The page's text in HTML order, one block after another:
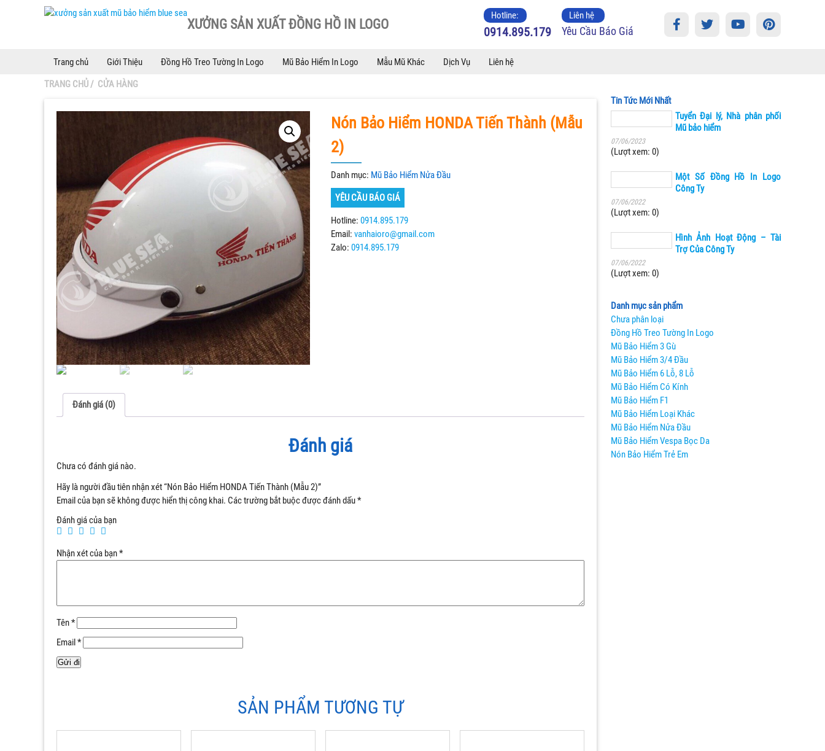
XƯỞNG SẢN XUẤT ĐỒNG HỒ IN LOGO
Hotline:
0914.895.179
Liên hệ
Yêu Cầu Báo Giá
Trang chủ Giới Thiệu Đồng Hồ Treo Tường In Logo Mũ Bảo Hiểm In Logo Mẫu Mũ Khác Dịch Vụ
Liên hệ
TRANG CHỦ/ CỬA HÀNG
Nón Bảo Hiểm HONDA Tiến Thành (Mẫu
2)
Danh mục: Mũ Bảo Hiểm Nửa Đầu
YÊU CẦU BÁO GIÁ
Hotline:0914.895.179
Email:vanhaioro@gmail.com
Zalo:0914.895.179
Đánh giá (0)
Đánh giá
Chưa có đánh giá nào.
Hãy là người đầu tiên nhận xét “Nón Bảo Hiểm HONDA Tiến Thành (Mẫu 2)”
Email của bạn sẽ không được hiển thị công khai. Các trường bắt buộc được đánh dấu*
Đánh giá của bạn
Nhận xét của bạn*
Tên*
Email*
SẢN PHẨM TƯƠNG TỰ
Tin Tức Mới Nhất
Tuyển Đại lý, Nhà phân phối
Mũ bảo hiểm
07/06/2023
(Lượt xem: 0)
Một Số Đồng Hồ In Logo
Công Ty
07/06/2022
(Lượt xem: 0)
Hình Ảnh Hoạt Động – Tài
Trợ Của Công Ty
07/06/2022
(Lượt xem: 0)
Danh mục sản phẩm
Chưa phân loại
Đồng Hồ Treo Tường In Logo
Mũ Bảo Hiểm 3 Gù
Mũ Bảo Hiểm 3/4 Đầu
Mũ Bảo Hiểm 6 Lỗ, 8 Lỗ
Mũ Bảo Hiểm Có Kính
Mũ Bảo Hiểm F1
Mũ Bảo Hiểm Loại Khác
Mũ Bảo Hiểm Nửa Đầu
Mũ Bảo Hiểm Vespa Bọc Da
Nón Bảo Hiểm Trẻ Em